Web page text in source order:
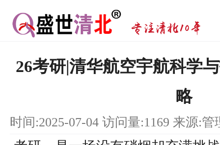
26考研|清华航空宇航科学
略
时间:2025-07-04 访问量:1169 来源:管